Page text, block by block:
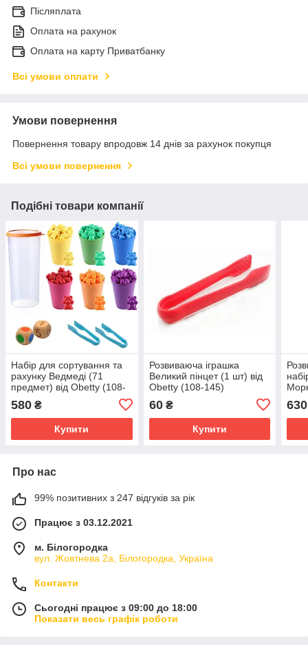
Післяплата
Оплата на рахунок
Оплата на карту Приватбанку
Всі умови оплати
Умови повернення
Повернення товару впродовж 14 днів за рахунок покупця
Всі умови повернення
Подібні товари компанії
Набір для сортування та
рахунку Ведмеді (71
предмет) від Obetty (108-
580 ₴
Купити
Розвиваюча іграшка
Великий пінцет (1 шт) від
Obetty (108-145)
60₴
Купити
630
Про нас
99% позитивних з 247 відгуків за рік
Працює з 03.12.2021
м. Білогородка
вул. Жовтнева 2а, Білогородка, Україна
Контакти
Сьогодні працює з 09:00 до 18:00
Показати весь графік роботи